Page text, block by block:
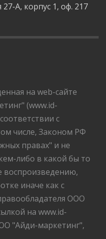
А, корпус 1, оф. 217
на web-сайте
(www.id-
с
числе, Законом РФ
правах" и не
либо в какой бы то
воспроизведению,
иначе как с
ООО
на www.id-
"Айди-маркетинг",